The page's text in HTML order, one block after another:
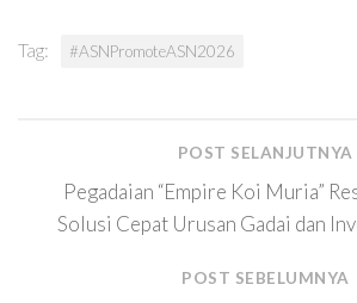
Tag: #ASNPromoteASN2026
POST SELANJUTNYA
Pegadaian “Empire Koi Muria”
Solusi Cepat Urusan Gadai dan
POST SEBELUMNYA